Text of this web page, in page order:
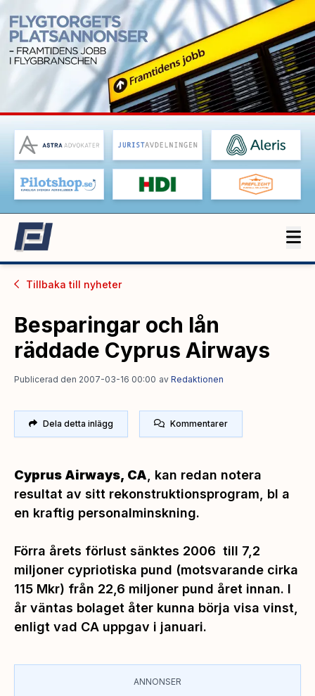
Tillbaka till nyheter
Besparingar och lån
räddade Cyprus Airways
Publicerad den 2007-03-16 00:00 av Redaktionen
Dela detta inlägg Kommentarer
Cyprus Airways, CA , kan redan notera
resultat av sitt rekonstruktionsprogram, bl a
en kraftig personalminskning.
Förra årets förlust sänktes 2006 till 7,2
miljoner cypriotiska pund (motsvarande cirka
115 Mkr) från 22,6 miljoner pund året innan. I
år väntas bolaget åter kunna börja visa vinst,
enligt vad CA uppgav i januari.
ANNONSER